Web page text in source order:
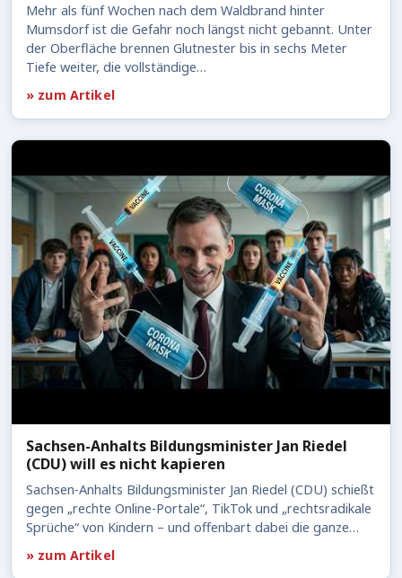
Mehr als fünf Wochen nach dem Waldbrand hinter
Mumsdorf ist die Gefahr noch längst nicht gebannt. Unter
der Oberfläche brennen Glutnester bis in sechs Meter
Tiefe weiter, die vollständige…
» zum Artikel
Sachsen-Anhalts Bildungsminister Jan Riedel
(CDU) will es nicht kapieren
Sachsen-Anhalts Bildungsminister Jan Riedel (CDU) schießt
gegen „rechte Online-Portale“, TikTok und „rechtsradikale
Sprüche“ von Kindern – und offenbart dabei die ganze…
» zum Artikel